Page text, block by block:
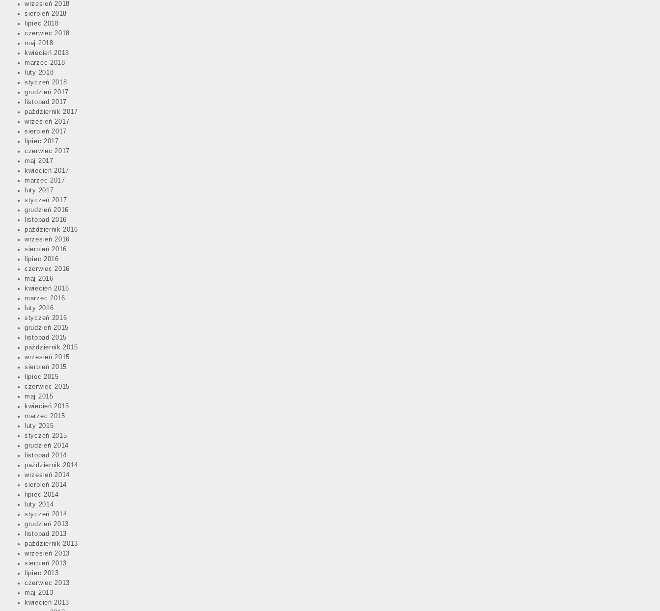
wrzesień 2018
sierpień 2018
lipiec 2018
czerwiec 2018
maj 2018
kwiecień 2018
marzec 2018
luty 2018
styczeń 2018
grudzień 2017
listopad 2017
październik 2017
wrzesień 2017
sierpień 2017
lipiec 2017
czerwiec 2017
maj 2017
kwiecień 2017
marzec 2017
luty 2017
styczeń 2017
grudzień 2016
listopad 2016
październik 2016
wrzesień 2016
sierpień 2016
lipiec 2016
czerwiec 2016
maj 2016
kwiecień 2016
marzec 2016
luty 2016
styczeń 2016
grudzień 2015
listopad 2015
październik 2015
wrzesień 2015
sierpień 2015
lipiec 2015
czerwiec 2015
maj 2015
kwiecień 2015
marzec 2015
luty 2015
styczeń 2015
grudzień 2014
listopad 2014
październik 2014
wrzesień 2014
sierpień 2014
lipiec 2014
luty 2014
styczeń 2014
grudzień 2013
listopad 2013
październik 2013
wrzesień 2013
sierpień 2013
lipiec 2013
czerwiec 2013
maj 2013
kwiecień 2013